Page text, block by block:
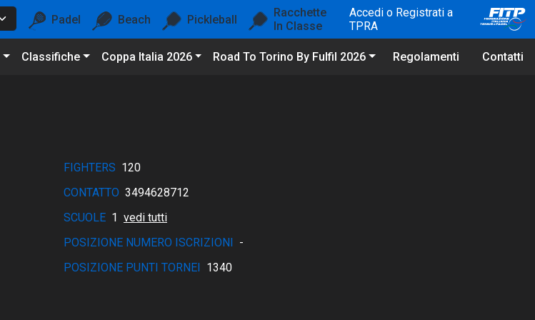
Padel Beach Pickleball
Racchette
In Classe
Accedi o Registrati a
TPRA
Classifiche Coppa Italia 2026 Road To Torino By Fulfil 2026 Regolamenti Contatti
FIGHTERS 120
CONTATTO 3494628712
SCUOLE 1 vedi tutti
POSIZIONE NUMERO ISCRIZIONI -
POSIZIONE PUNTI TORNEI 1340